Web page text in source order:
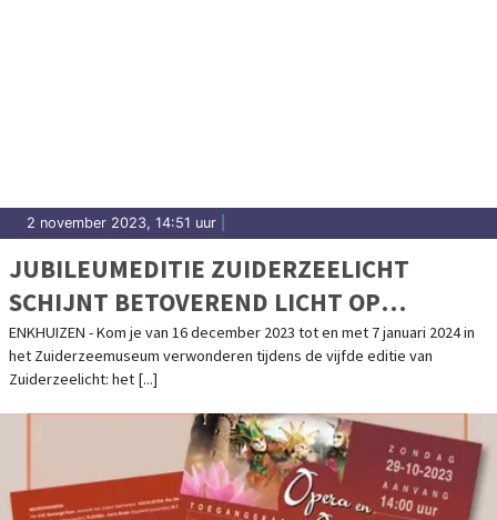
2 november 2023, 14:51 uur
JUBILEUMEDITIE ZUIDERZEELICHT
SCHIJNT BETOVEREND LICHT OP
VOLENDAM
ENKHUIZEN - Kom je van 16 december 2023 tot en met 7 januari 2024 in
het Zuiderzeemuseum verwonderen tijdens de vijfde editie van
Zuiderzeelicht: het [...]